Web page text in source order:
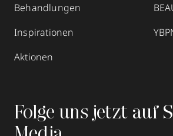
Behandlungen
Inspirationen
Aktionen
Folge uns jetzt auf